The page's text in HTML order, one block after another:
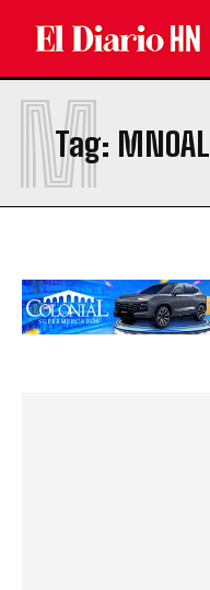
Tag: MNOAL
M